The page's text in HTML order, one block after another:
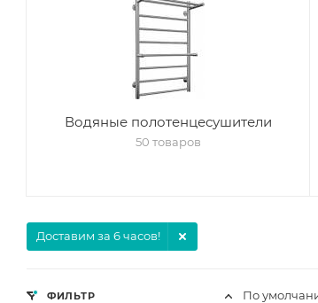
Водяные полотенцесушители
50 товаров
Доставим за 6 часов!
По
ФИЛЬТР